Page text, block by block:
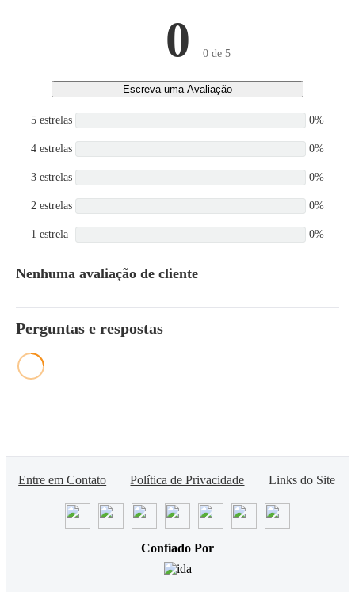
0 0 de 5
Escreva uma Avaliação
5 estrelas 0%
4 estrelas 0%
3 estrelas 0%
2 estrelas 0%
1 estrela 0%
Nenhuma avaliação de cliente
Perguntas e respostas
Entre em Contato Política de Privacidade Links do Site
Confiado Por